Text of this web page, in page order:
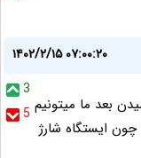
۱۴۰۲/۲/۱۵ ۰۷:۰۰:۲۰
3
5 بعد ما میتونیم
چون ایستگاه شارژ